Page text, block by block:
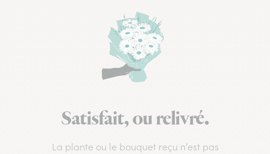
Satisfait, ou relivré.
La plante ou le bouquet reçu n’est pas